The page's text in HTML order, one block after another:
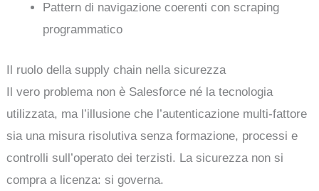
Pattern di navigazione coerenti con scraping
programmatico
Il ruolo della supply chain nella sicurezza
Il vero problema non è Salesforce né la tecnologia
utilizzata, ma l’illusione che l’autenticazione multi-fattore
sia una misura risolutiva senza formazione, processi e
controlli sull’operato dei terzisti. La sicurezza non si
compra a licenza: si governa.